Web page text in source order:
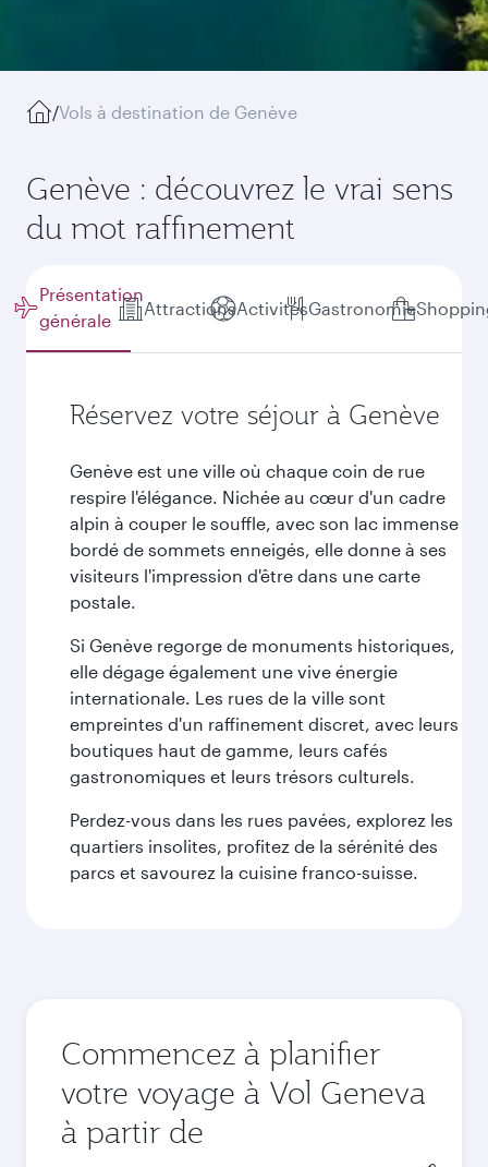
/Vols à destination de Genève
Genève : découvrez le vrai sens
du mot raffinement
Présentation
générale
AttractionsActivitésGastronomie
Réservez votre séjour à Genève
Genève est une ville où chaque coin de rue
respire l'élégance. Nichée au cœur d'un cadre
alpin à couper le souffle, avec son lac immense
bordé de sommets enneigés, elle donne à ses
visiteurs l'impression d'être dans une carte
postale.
Si Genève regorge de monuments historiques,
elle dégage également une vive énergie
internationale. Les rues de la ville sont
empreintes d'un raffinement discret, avec leurs
boutiques haut de gamme, leurs cafés
gastronomiques et leurs trésors culturels.
Perdez-vous dans les rues pavées, explorez les
quartiers insolites, profitez de la sérénité des
parcs et savourez la cuisine franco-suisse.
Commencez à planifier
votre voyage à Vol Geneva
à partir de